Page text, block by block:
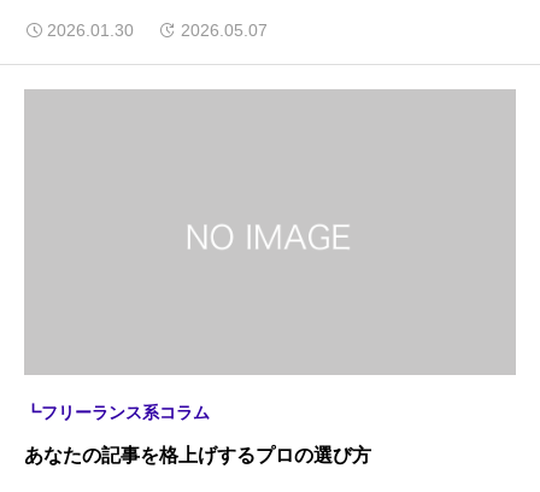
2026.01.30 2026.05.07
┗フリーランス系コラム
あなたの記事を格上げするプロの選び方